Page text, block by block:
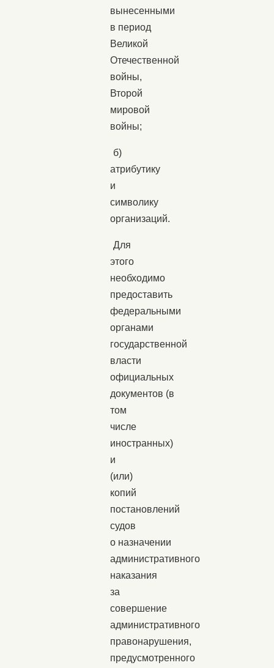
вынесенными
в период
Великой
Отечественной
войны,
Второй
мировой
войны;
б)
атрибутику
и
символику
организаций.
Для
этого
необходимо
предоставить
федеральными
органами
государственной
власти
официальных
документов (в
том
числе
иностранных)
и
(или)
копий
постановлений
судов
о назначении
административного
наказания
за
совершение
административного
правонарушения,
предусмотренного